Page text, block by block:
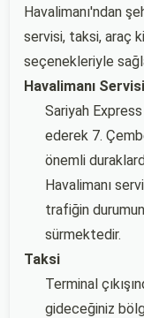
Havalimanı'ndan
servisi, taksi, araç
seçenekleriyle
Havalimanı Servisi
Sariyah
ederek 7.
önemli
Havalimanı
trafiğin
sürmektedir.
Taksi
Terminal
gideceğiniz